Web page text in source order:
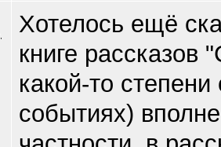
Хотелось ещё
книге рассказов
какой-то
событиях)